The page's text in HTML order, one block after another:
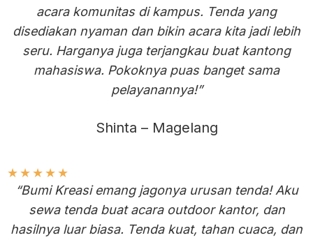
acara komunitas di kampus. Tenda yang
disediakan nyaman dan bikin acara kita jadi lebih
seru. Harganya juga terjangkau buat kantong
mahasiswa. Pokoknya puas banget sama
pelayanannya!”
Shinta – Magelang
★★★★★
“Bumi Kreasi emang jagonya urusan tenda! Aku
sewa tenda buat acara outdoor kantor, dan
hasilnya luar biasa. Tenda kuat, tahan cuaca, dan